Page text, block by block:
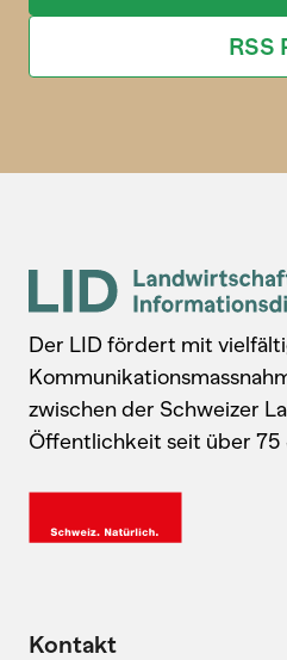
RSS
Der LID fördert mit
zwischen der Schweizer
Öffentlichkeit seit über 75
Kontakt